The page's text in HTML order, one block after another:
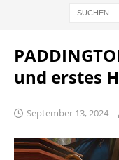
und erstes
September 13, 2024